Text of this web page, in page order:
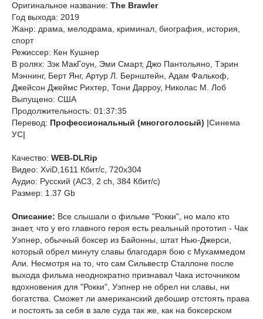
Оригинальное название: The Brawler
Год выхода: 2019
Жанр: драма, мелодрама, криминал, биография, история,
спорт
Режиссер: Кен Кушнер
В ролях: Зэк МакГоун, Эми Смарт, Джо Пантольяно, Тэрин
Мэннинг, Берт Янг, Артур Л. Бернштейн, Адам Фалькоф,
Джейсон Джеймс Рихтер, Тони Дарроу, Николас М. Лоб
Выпущено: США
Продолжительность: 01:37:35
Перевод: Профессиональный (многоголосый) |Синема
УС|
Качество: WEB-DLRip
Видео: XviD,1611 Кбит/с, 720x304
Аудио: Русский (AC3, 2 ch, 384 Кбит/с)
Размер: 1.37 Gb
Описание: Все слышали о фильме "Рокки", но мало кто
знает, что у его главного героя есть реальный прототип - Чак
Уэпнер, обычный боксер из Байонны, штат Нью-Джерси,
который обрел минуту славы благодаря бою с Мухаммедом
Али. Несмотря на то, что сам Сильвестр Сталлоне после
выхода фильма неоднократно признавал Чака источником
вдохновения для "Рокки", Уэпнер не обрел ни славы, ни
богатства. Сможет ли американский дебошир отстоять права
и постоять за себя в зале суда так же, как на боксерском